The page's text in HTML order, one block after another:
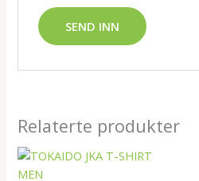
Relaterte produkter